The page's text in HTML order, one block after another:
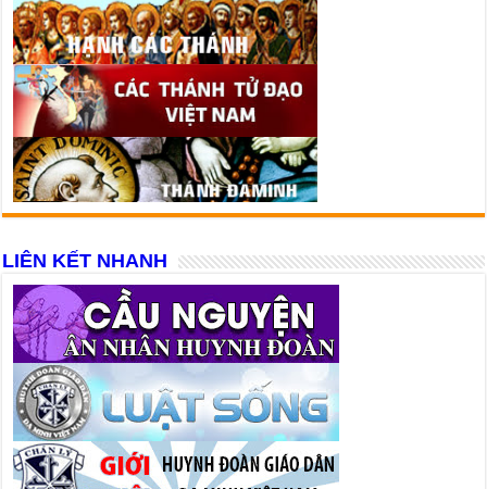
LIÊN KẾT NHANH